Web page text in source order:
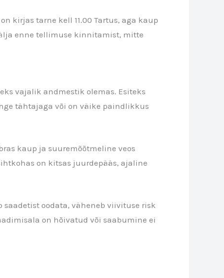
kirjas tarne kell 11.00 Tartus, aga kaup
enne tellimuse kinnitamist, mitte
vajalik andmestik olemas. Esiteks
tähtajaga või on väike paindlikkus
kaup ja suuremõõtmeline veos
on kitsas juurdepääs, ajaline
oodata, väheneb viivituse risk
on hõivatud või saabumine ei